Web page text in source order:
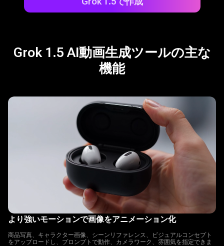
Grok 1.5 AI動画生成ツールの主な
機能
より強いモーションで画像をアニメーション化
商品写真、キャラクター画像、シーンリファレンス、ビジュアルコンセプト
をアップロードし、プロンプトで動作、カメラワーク、雰囲気を指定できま